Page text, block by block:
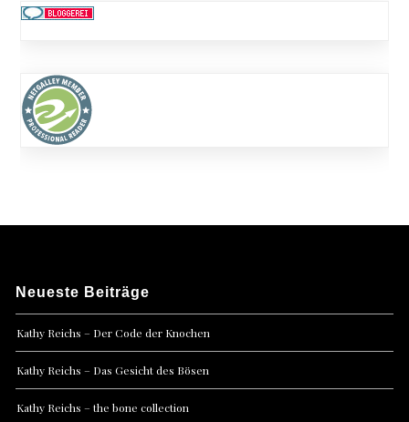
Neueste Beiträge
Kathy Reichs – Der Code der Knochen
Kathy Reichs – Das Gesicht des Bösen
Kathy Reichs – the bone collection